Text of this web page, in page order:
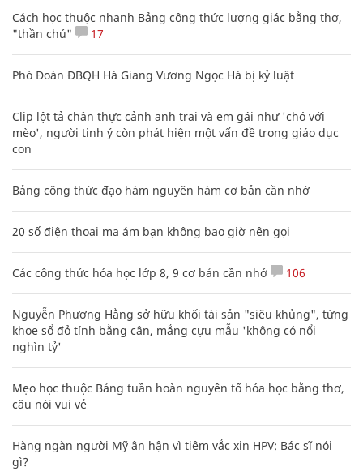
Cách học thuộc nhanh Bảng công thức lượng giác bằng thơ,
"thần chú"
17
Phó Đoàn ĐBQH Hà Giang Vương Ngọc Hà bị kỷ luật
Clip lột tả chân thực cảnh anh trai và em gái như 'chó với
mèo', người tinh ý còn phát hiện một vấn đề trong giáo dục
con
Bảng công thức đạo hàm nguyên hàm cơ bản cần nhớ
20 số điện thoại ma ám bạn không bao giờ nên gọi
Các công thức hóa học lớp 8, 9 cơ bản cần nhớ 106
Nguyễn Phương Hằng sở hữu khối tài sản "siêu khủng", từng
khoe sổ đỏ tính bằng cân, mắng cựu mẫu 'không có nổi
nghìn tỷ'
Mẹo học thuộc Bảng tuần hoàn nguyên tố hóa học bằng thơ,
câu nói vui vẻ
Hàng ngàn người Mỹ ân hận vì tiêm vắc xin HPV: Bác sĩ nói
gì?